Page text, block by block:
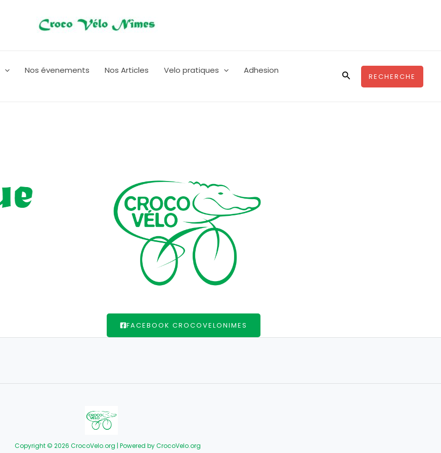
Nos évenements Nos Articles Velo pratiques
Adhesion
Rechercher
RECHERCHE
FACEBOOK CROCOVELONIMES
Copyright © 2026 CrocoVelo.org | Powered by CrocoVelo.org